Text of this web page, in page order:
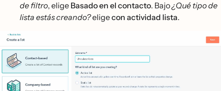
de filtro, elige Basado en el contacto. Bajo¿Qué tipo de
lista estás creando?eligecon actividad lista.